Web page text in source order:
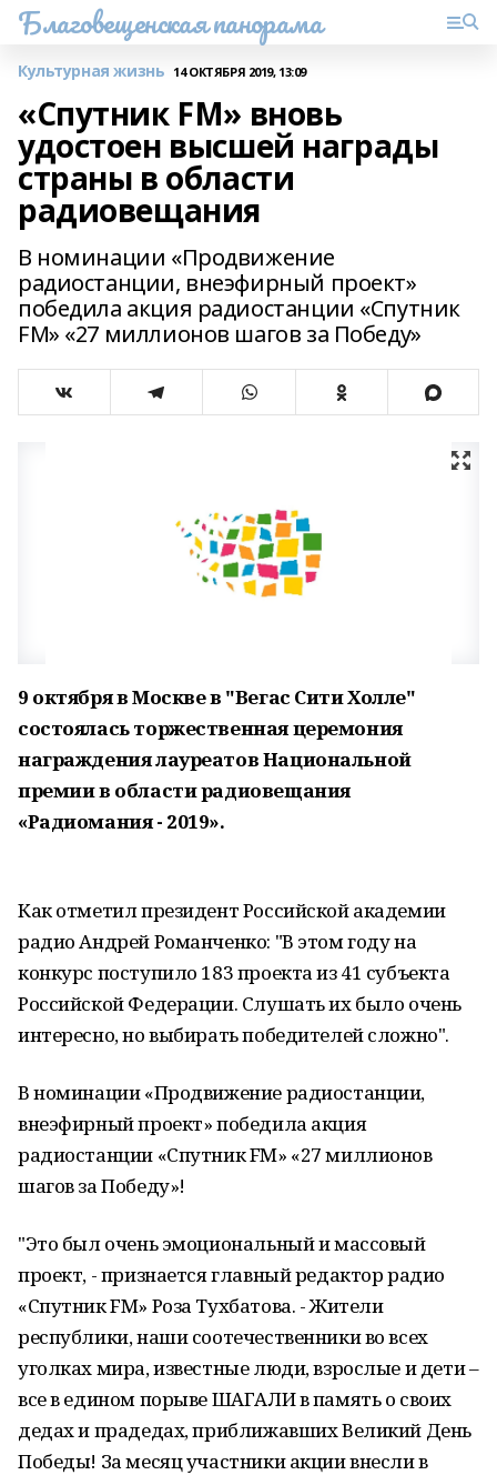
Благовещенская панорама
Культурная жизнь 14 ОКТЯБРЯ 2019, 13:09
«Спутник FМ» вновь
удостоен высшей награды
страны в области
радиовещания
В номинации «Продвижение
радиостанции, внеэфирный проект»
победила акция радиостанции «Спутник
FМ» «27 миллионов шагов за Победу»
9 октября в Москве в "Вегас Сити Холле"
состоялась торжественная церемония
награждения лауреатов Национальной
премии в области радиовещания
«Радиомания - 2019».
Как отметил президент Российской академии
радио Андрей Романченко: "В этом году на
конкурс поступило 183 проекта из 41 субъекта
Российской Федерации. Слушать их было очень
интересно, но выбирать победителей сложно".
В номинации «Продвижение радиостанции,
внеэфирный проект» победила акция
радиостанции «Спутник FМ» «27 миллионов
шагов за Победу»!
"Это был очень эмоциональный и массовый
проект, - признается главный редактор радио
«Спутник FМ» Роза Тухбатова. - Жители
республики, наши соотечественники во всех
уголках мира, известные люди, взрослые и дети –
все в едином порыве ШАГАЛИ в память о своих
дедах и прадедах, приближавших Великий День
Победы! За месяц участники акции внесли в